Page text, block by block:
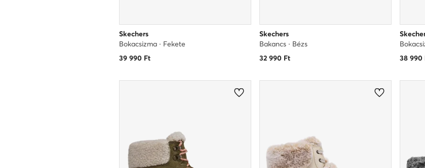
Skechers
Bokacsizma · Fekete
39 990Ft
Skechers
Bakancs · Bézs
32 990Ft
38 990